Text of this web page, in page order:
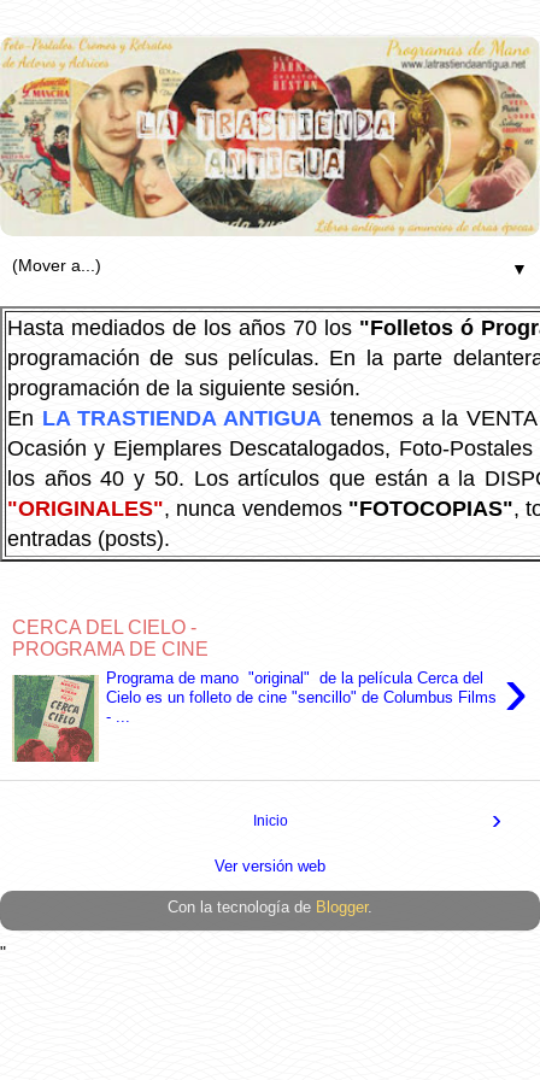
▼
Hasta mediados de los años 70 los "Folletos ó
programación de sus películas. En la parte
programación de la siguiente sesión.
En LA TRASTIENDA ANTIGUA tenemos a la
Ocasión y Ejemplares Descatalogados, Foto-
los años 40 y 50. Los artículos que están a la
"ORIGINALES", nunca vendemos "FOTOCOPIAS",
entradas (posts).
CERCA DEL CIELO -
PROGRAMA DE CINE
›
Programa de mano "original" de la película Cerca del
Cielo es un folleto de cine "sencillo" de Columbus Films
- ...
›
Inicio
Ver versión web
Con la tecnología de Blogger.
"